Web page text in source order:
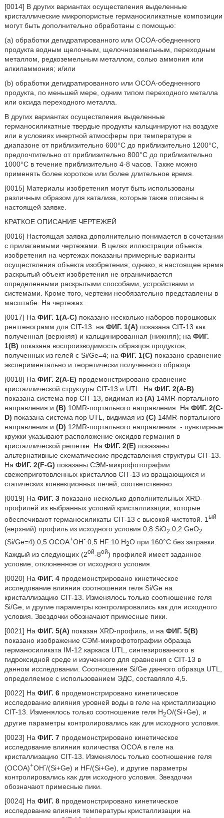
[0014] В других вариантах осуществления выделенные
кристаллические микропористые германосиликатные композиции
могут быть дополнительно обработаны с помощью:
(а) обработки дегидратированного или ОСОА-обедненного
продукта водным щелочным, щелочноземельным, переходным
металлом, редкоземельным металлом, солью аммония или
алкиламмония; и/или
(b) обработки дегидратированного или ОСОА-обедненного
продукта, по меньшей мере, одним типом переходного металла
или оксида переходного металла.
В других вариантах осуществления выделенные
германосиликатные твердые продукты кальцинируют на воздухе
или в условиях инертной атмосферы при температуре в
диапазоне от приблизительно 600°С до приблизительно 1200°С,
предпочтительно от приблизительно 800°С до приблизительно
1000°С в течение приблизительно 4-8 часов. Также можно
применять более короткое или более длительное время.
[0015] Материалы изобретения могут быть использованы
различным образом для катализа, которые также описаны в
настоящей заявке.
КРАТКОЕ ОПИСАНИЕ ЧЕРТЕЖЕЙ
[0016] Настоящая заявка дополнительно понимается в сочетании
с прилагаемыми чертежами. В целях иллюстрации объекта
изобретения на чертежах показаны примерные варианты
осуществления объекта изобретения; однако, в настоящее время
раскрытый объект изобретения не ограничивается
определенными раскрытыми способами, устройствами и
системами. Кроме того, чертежи необязательно представлены в
масштабе. На чертежах:
[0017] На ФИГ. 1(A-C) показано несколько наборов порошковых
рентгенограмм для CIT-13: на ФИГ. 1(A) показана CIT-13 как
полученная (верхняя) и кальцинированная (нижняя); наФИГ.
1(B) показана воспроизводимость образцов продуктов,
полученных из гелей с Si/Ge=4; на ФИГ. 1(C) показано сравнение
экспериментально и теоретически полученного образца.
[0018] На ФИГ. 2(A-E) продемонстрировано сравнение
кристаллической структуры CIT-13 и UTL. На ФИГ. 2(A-B)
показана система пор CIT-13, видимая из (A) 14MR-портального
направления и (B) 10MR-портального направления. НаФИГ. 2(C-
D) показана система пор UTL, видимая из (C) 14MR-портального
направления и (D) 12MR-портального направления. - пунктирные
кружки указывают расположение оксидов германия в
кристаллической решетке. На ФИГ. 2(E) показаны
альтернативные схематические представления структуры CIT-13.
На ФИГ. 2(F-G) показаны СЭМ-микрофотографии
свежеприготовленных кристаллов CIT-13 из вращающихся и
статических конвекционных печей, соответственно.
[0019] На ФИГ. 3показано несколько дополнительных XRD-
профилей из выбранных условий кристаллизации, которые
обеспечивают германосиликаты CIT-13 с высокой чистотой. 1 ый
(верхний) профиль из исходного условия 0,8 SiO2:0,2 GeO2
(Si/Ge=4):0,5 ОСОА+OH-:0,5 HF:10 H2O при 160°C без затравки.
Каждый из следующих (2ой-8ой) профилей имеет заданное
условие, отклоненное от исходного условия.
[0020] На ФИГ. 4продемонстрировано кинетическое
исследование влияния соотношения геля Si/Ge на
кристаллизацию CIT-13. Изменялось только соотношение геля
Si/Ge, и другие параметры контролировались как для исходного
условия. Звездочки обозначают примесные пики.
[0021] На ФИГ. 5(A) показан XRD-профиль, и на ФИГ. 5(B)
показано изображение СЭМ-микрофотографии образца
германосиликата IM-12 каркаса UTL, синтезированного в
гидроксидной среде и изученного для сравнения с CIT-13 в
данном исследовании. Соотношение Si/Ge данного образца UTL,
определяемое с использованием ЭДС, составляло 4,5.
[0022] На ФИГ. 6продемонстрировано кинетическое
исследование влияния уровней воды в геле на кристаллизацию
CIT-13. Изменялось только соотношение геля H2O/(Si+Ge), и
другие параметры контролировались как для исходного условия.
[0023] На ФИГ. 7продемонстрировано кинетическое
исследование влияния количества ОСОА в геле на
кристаллизацию CIT-13. Изменялось только соотношение геля
(ОСОА)+OH-/(Si+Ge) и HF/(Si+Ge), и другие параметры
контролировались как для исходного условия. Звездочки
обозначают примесные пики.
[0024] НаФИГ. 8продемонстрировано кинетическое
исследование влияния температуры кристаллизации на